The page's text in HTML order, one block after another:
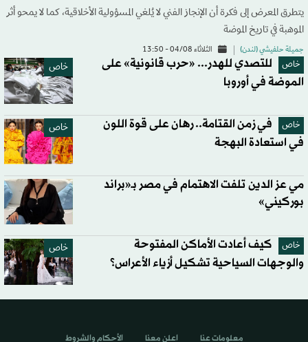
يتطرق المعرض إلى فكرة أن الإنجاز الفني لا يُلغي المسؤولية الأخلاقية، كما لا يمحو أثر
الموهبة في تاريخ الموضة
جميلة حلفيشي (لندن) الثلاثاء 04/08 - 13:50
خاص خاص
للتصدي للهدر... «حرب قانونية» على
الموضة في أوروبا
خاص خاص
في زمن القتامة.. رهان على قوة اللون
في استعادة البهجة
مي عز الدين تلفت الاهتمام في مصر بـ«براند
بوركيني»
خاص خاص
كيف أعادت الأماكن المفتوحة
والوجهات السياحية تشكيل أزياء الأعراس؟
معلومات عنا اعلن معنا الأحكام والشروط